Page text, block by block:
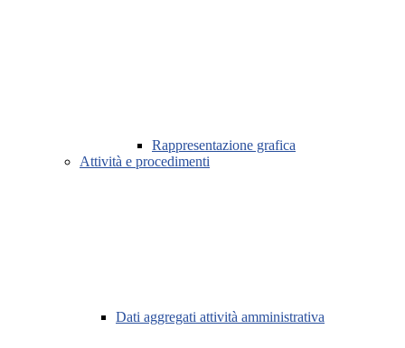
Rappresentazione grafica
Attività e procedimenti
Dati aggregati attività amministrativa